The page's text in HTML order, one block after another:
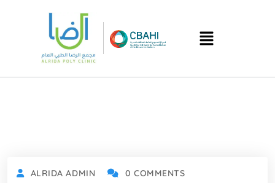
ALRIDA ADMIN 0 COMMENTS